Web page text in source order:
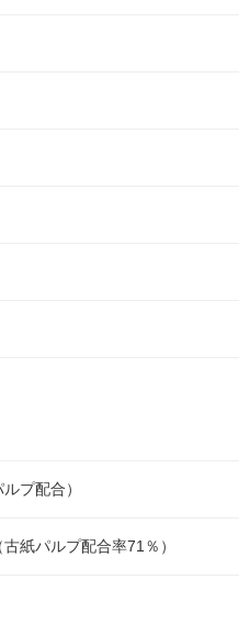
プ配合）
紙パルプ配合率71％）